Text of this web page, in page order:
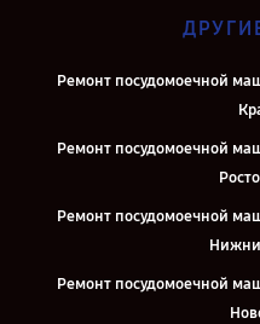
Ремонт посудомоечной
Ремонт посудомоечной
Ремонт посудомоечной
Ремонт посудомоечной